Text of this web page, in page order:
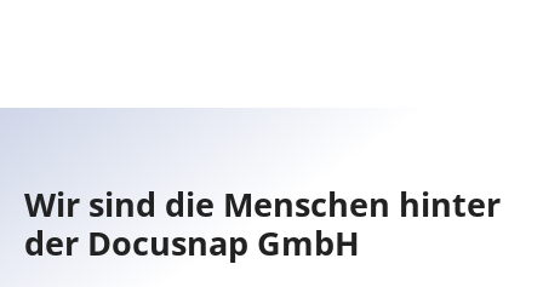
Wir sind die Menschen hinter
der Docusnap GmbH